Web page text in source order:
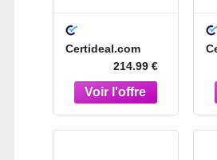
Certideal.com
214.99 €